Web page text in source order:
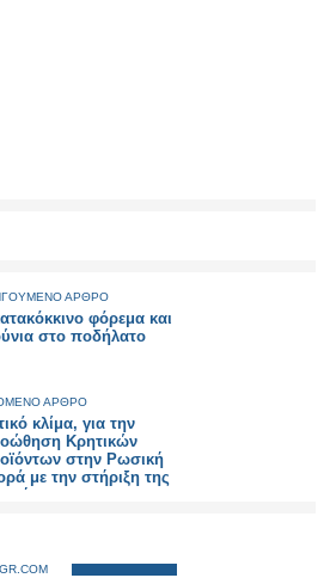
ΑΡΘΡΟ
φόρεμα και
στο ποδήλατο
ΑΡΘΡΟ
κλίμα, για την
Κρητικών
στην Ρωσική
με την στήριξη της